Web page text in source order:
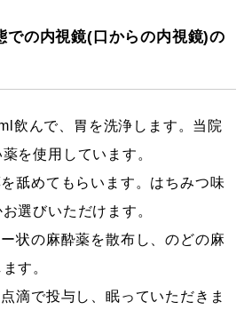
での内視鏡(口からの内視鏡)の
飲んで、胃を洗浄します。当院
を使用しています。
舐めてもらいます。はちみつ味
選びいただけます。
状の麻酔薬を散布し、のどの麻
す。
滴で投与し、眠っていただきま